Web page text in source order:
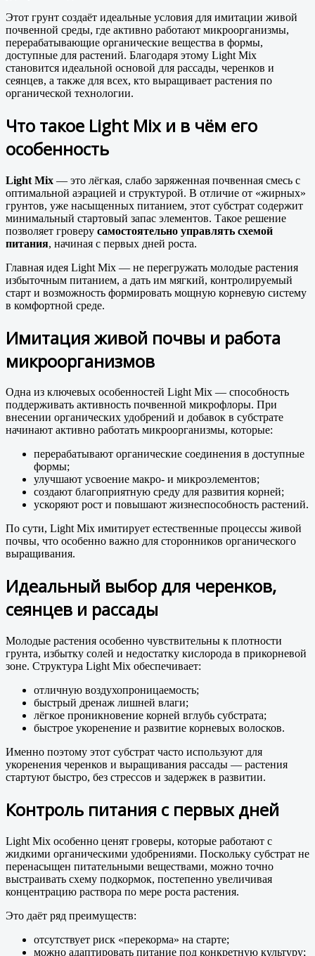
Этот грунт создаёт идеальные условия для имитации живой
почвенной среды, где активно работают микроорганизмы,
перерабатывающие органические вещества в формы,
доступные для растений. Благодаря этому Light Mix
становится идеальной основой для рассады, черенков и
сеянцев, а также для всех, кто выращивает растения по
органической технологии.
Что такое Light Mix и в чём его
особенность
Light Mix — это лёгкая, слабо заряженная почвенная смесь с
оптимальной аэрацией и структурой. В отличие от «жирных»
грунтов, уже насыщенных питанием, этот субстрат содержит
минимальный стартовый запас элементов. Такое решение
позволяет гроверу самостоятельно управлять схемой
питания, начиная с первых дней роста.
Главная идея Light Mix — не перегружать молодые растения
избыточным питанием, а дать им мягкий, контролируемый
старт и возможность формировать мощную корневую систему
в комфортной среде.
Имитация живой почвы и работа
микроорганизмов
Одна из ключевых особенностей Light Mix — способность
поддерживать активность почвенной микрофлоры. При
внесении органических удобрений и добавок в субстрате
начинают активно работать микроорганизмы, которые:
перерабатывают органические соединения в доступные
формы;
улучшают усвоение макро- и микроэлементов;
создают благоприятную среду для развития корней;
ускоряют рост и повышают жизнеспособность растений.
По сути, Light Mix имитирует естественные процессы живой
почвы, что особенно важно для сторонников органического
выращивания.
Идеальный выбор для черенков,
сеянцев и рассады
Молодые растения особенно чувствительны к плотности
грунта, избытку солей и недостатку кислорода в прикорневой
зоне. Структура Light Mix обеспечивает:
отличную воздухопроницаемость;
быстрый дренаж лишней влаги;
лёгкое проникновение корней вглубь субстрата;
быстрое укоренение и развитие корневых волосков.
Именно поэтому этот субстрат часто используют для
укоренения черенков и выращивания рассады — растения
стартуют быстро, без стрессов и задержек в развитии.
Контроль питания с первых дней
Light Mix особенно ценят гроверы, которые работают с
жидкими органическими удобрениями. Поскольку субстрат не
перенасыщен питательными веществами, можно точно
выстраивать схему подкормок, постепенно увеличивая
концентрацию раствора по мере роста растения.
Это даёт ряд преимуществ:
отсутствует риск «перекорма» на старте;
можно адаптировать питание под конкретную культуру;